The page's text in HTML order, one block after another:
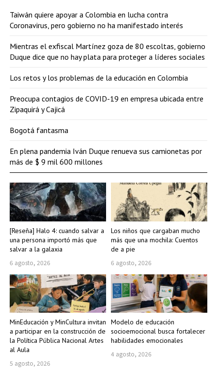
[Reseña] Halo 4: cuando salvar a
una persona importó más que
salvar a la galaxia
6 agosto, 2026
Los niños que cargaban mucho
más que una mochila: Cuentos
de a pie
6 agosto, 2026
MinEducación y MinCultura invitan
a participar en la construcción de
la Política Pública Nacional Artes
al Aula
5 agosto, 2026
Modelo de educación
socioemocional busca fortalecer
habilidades emocionales
4 agosto, 2026
Taiwán quiere apoyar a Colombia en lucha contra
Coronavirus, pero gobierno no ha manifestado interés
Mientras el exfiscal Martínez goza de 80 escoltas, gobierno
Duque dice que no hay plata para proteger a líderes sociales
Los retos y los problemas de la educación en Colombia
Preocupa contagios de COVID-19 en empresa ubicada entre
Zipaquirá y Cajicá
Bogotá fantasma
En plena pandemia Iván Duque renueva sus camionetas por
más de $ 9 mil 600 millones